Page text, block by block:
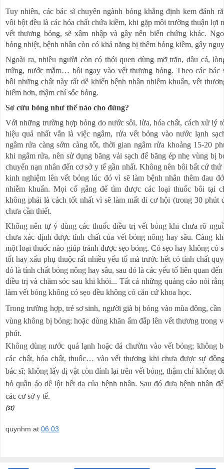
Tuy nhiên, các bác sĩ chuyên ngành bỏng khẳng định kem đánh
vôi bột đều là các hóa chất chứa kiềm, khi gặp môi trường thuận lợi
vết thương bỏng, sẽ xâm nhập và gây nên biến chứng khác.
bỏng nhiệt, bệnh nhân còn có khả năng bị thêm bỏng kiềm, gây
Ngoài ra, nhiều người còn có thói quen dùng mỡ trăn, dầu cá,
trứng, nước mắm… bôi ngay vào vết thương bỏng. Theo các bác
bôi những chất này rất dễ khiến bệnh nhân nhiễm khuẩn, vết
hiểm hơn, thậm chí sốc bỏng.
Sơ cứu bỏng như thế nào cho đúng?
Với những trường hợp bỏng do nước sôi, lửa, hóa chất, cách xử lý
hiệu quả nhất vẫn là việc ngâm, rửa vết bỏng vào nước lạnh
ngâm rửa càng sớm càng tốt, thời gian ngâm rửa khoảng 15-20
khi ngâm rửa, nên sử dụng băng vải sạch để băng ép nhẹ vùng bị
chuyển nạn nhân đến cơ sở y tế gần nhất. Không nên bôi bất cứ thứ
kinh nghiệm lên vết bỏng lúc đó vì sẽ làm bệnh nhân thêm đau
nhiễm khuẩn. Mọi cố gắng để tìm được các loại thuốc bôi tại
không phải là cách tốt nhất vì sẽ làm mất đi cơ hội (trong 30 phút
chưa cần thiết.
Không nên tự ý dùng các thuốc điều trị vết bỏng khi chưa rõ
chưa xác định được tính chất của vết bỏng nông hay sâu. Càng
một loại thuốc nào giúp tránh được sẹo bỏng. Có sẹo hay không có
tốt hay xấu phụ thuộc rất nhiều yếu tố mà trước hết có tính chất
đó là tính chất bỏng nông hay sâu, sau đó là các yếu tố liên quan
điều trị và chăm sóc sau khi khỏi... Tất cả những quảng cáo nói
làm vết bỏng không có sẹo đều không có căn cứ khoa học.
Trong trường hợp, trẻ sơ sinh, người già bị bỏng vào mùa đông, cần
vùng không bị bỏng; hoặc dùng khăn ẩm đắp lên vết thương trong
phút.
Không dùng nước quá lạnh hoặc đá chườm vào vết bỏng; không
các chất, hóa chất, thuốc… vào vết thương khi chưa được sự
bác sĩ; không lấy dị vật còn dính lại trên vết bỏng, thậm chí không
bỏ quần áo dễ lột hết da của bệnh nhân. Sau đó đưa bệnh nhân
các cơ sở y tế.
(st)
quynhm at 06:03